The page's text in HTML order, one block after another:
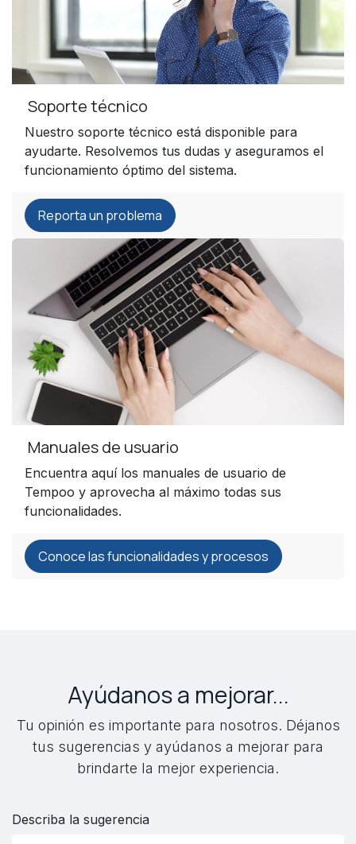
Soporte técnico
Nuestro soporte técnico está disponible para
ayudarte. Resolvemos tus dudas y aseguramos el
funcionamiento óptimo del sistema.
Reporta un problema
Manuales de usuario
Encuentra aquí los manuales de usuario de
Tempoo y aprovecha al máximo todas sus
funcionalidades.
Conoce las funcionalidades y procesos
Ayúdanos a mejorar...
Tu opinión es importante para nosotros. Déjanos
tus sugerencias y ayúdanos a mejorar para
brindarte la mejor experiencia.
Describa la sugerencia